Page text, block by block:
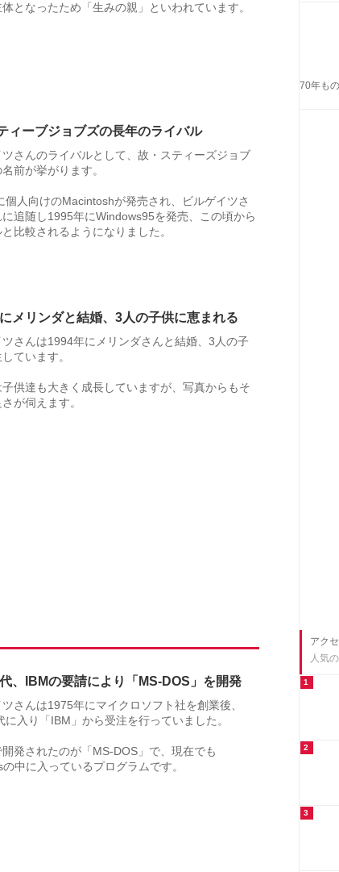
となったため「生みの親」といわれています。
ィーブジョブズの長年のライバル
ツさんのライバルとして、故・スティーズジョブ
前が挙がります。
個人向けのMacintoshが発売され、ビルゲイツさ
に追随し1995年にWindows95を発売、この頃から
比較されるようになりました。
メリンダと結婚、3人の子供に恵まれる
ツさんは1994年にメリンダさんと結婚、3人の子
ています。
供達も大きく成長していますが、写真からもそ
が伺えます。
、IBMの要請により「MS-DOS」を開発
さんは1975年にマイクロソフト社を創業後、
に入り「IBM」から受注を行っていました。
発されたのが「MS-DOS」で、現在でも
中に入っているプログラムです。
を集め